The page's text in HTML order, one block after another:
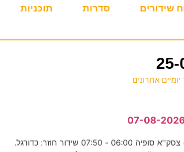
שידורים סדרות תוכניות
אחרונים
מכבי ת''א - צסק''א סופיה 06:00 - 07:50 שידור חוזר: כדורגל.